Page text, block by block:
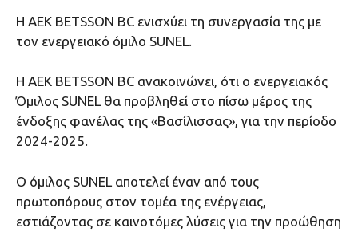
Η ΑΕΚ BETSSON BC ενισχύει τη συνεργασία της με
τον ενεργειακό όμιλο SUNEL.
Η ΑΕΚ BETSSON BC ανακοινώνει, ότι ο ενεργειακός
Όμιλος SUNEL θα προβληθεί στο πίσω μέρος της
ένδοξης φανέλας της «Βασίλισσας», για την περίοδο
2024-2025.
Ο όμιλος SUNEL αποτελεί έναν από τους
πρωτοπόρους στον τομέα της ενέργειας,
εστιάζοντας σε καινοτόμες λύσεις για την προώθηση